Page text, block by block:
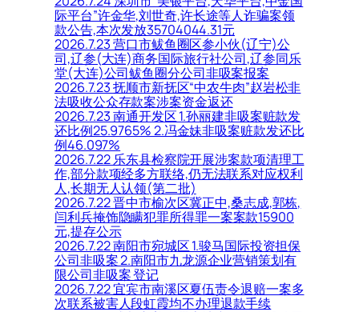
际平台”许金华,刘世奇,许长途等人诈骗案领
款公告,本次发放35704044.31元
2026.7.23 营口市鲅鱼圈区参小伙(辽宁)公
司,辽参(大连)商务国际旅行社公司,辽参同乐
堂(大连)公司鲅鱼圈分公司非吸案报案
2026.7.23 抚顺市新抚区“中农牛肉”赵岩松非
法吸收公众存款案涉案资金返还
2026.7.23 南通开发区 1.孙丽建非吸案赃款发
还比例25.9765% 2.冯金妹非吸案赃款发还比
例46.097%
2026.7.22 乐东县检察院开展涉案款项清理工
作,部分款项经多方联络,仍无法联系对应权利
人,长期无人认领(第二批)
2026.7.22 晋中市榆次区冀正中,桑志成,郭栋,
闫利兵掩饰隐瞒犯罪所得罪一案案款15900
元,提存公示
2026.7.22 南阳市宛城区 1.骏马国际投资担保
公司非吸案 2.南阳市九龙源企业营销策划有
限公司非吸案 登记
2026.7.22 宜宾市南溪区夏伍责令退赔一案多
次联系被害人段虹霞均不办理退款手续